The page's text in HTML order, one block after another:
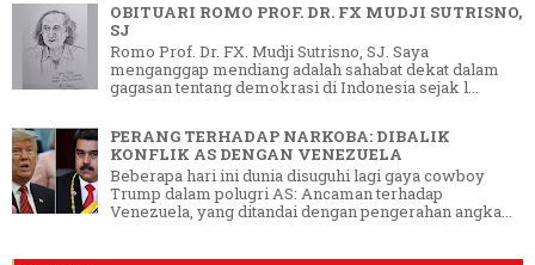
OBITUARI ROMO PROF. DR. FX MUDJI SUTRISNO,
SJ
Romo Prof. Dr. FX. Mudji Sutrisno, SJ. Saya
menganggap mendiang adalah sahabat dekat dalam
gagasan tentang demokrasi di Indonesia sejak l...
PERANG TERHADAP NARKOBA: DIBALIK
KONFLIK AS DENGAN VENEZUELA
Beberapa hari ini dunia disuguhi lagi gaya cowboy
Trump dalam polugri AS: Ancaman terhadap
Venezuela, yang ditandai dengan pengerahan angka...